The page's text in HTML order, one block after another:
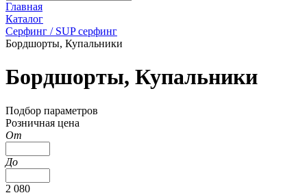
Главная
Каталог
Серфинг / SUP серфинг
Бордшорты, Купальники
Бордшорты, Купальники
Подбор параметров
Розничная цена
От
До
2 080